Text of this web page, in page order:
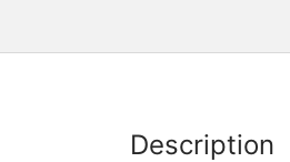
Description